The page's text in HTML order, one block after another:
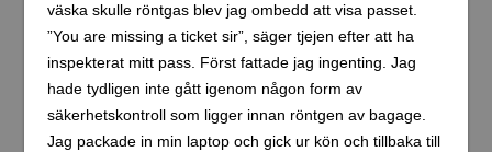
väska skulle röntgas blev jag ombedd att visa passet.
”You are missing a ticket sir”, säger tjejen efter att ha
inspekterat mitt pass. Först fattade jag ingenting. Jag
hade tydligen inte gått igenom någon form av
säkerhetskontroll som ligger innan röntgen av bagage.
Jag packade in min laptop och gick ur kön och tillbaka till